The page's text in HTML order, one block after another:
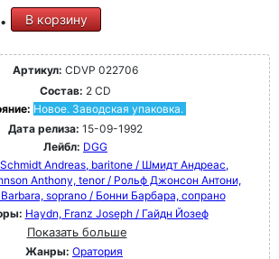
В корзину
Артикул: CDVP 022706
Состав: 2 CD
Новое. Заводская упаковка.
Дата релиза: 15-09-1992
Лейбл: DGG
Schmidt Andreas, baritone / Шмидт Андреас,
Anthony, tenor / Рольф Джонсон Антони,
soprano / Бонни Барбара, сопрано
Haydn, Franz Joseph / Гайдн Йозеф
Показать больше
Жанры: Оратория